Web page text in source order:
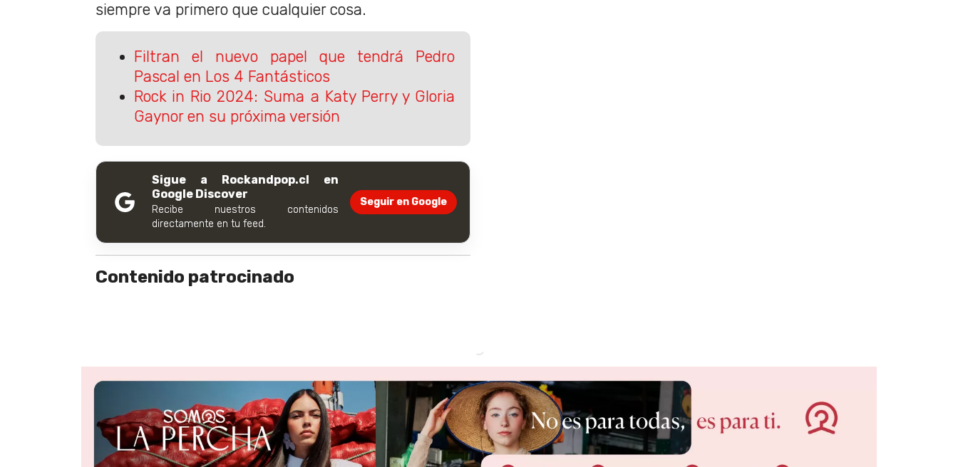
siempre va primero que cualquier cosa.
Filtran el nuevo papel que tendrá Pedro
Pascal en Los 4 Fantásticos
Rock in Rio 2024: Suma a Katy Perry y Gloria
Gaynor en su próxima versión
Sigue a Rockandpop.cl en
Google Discover
Recibe nuestros contenidos
directamente en tu feed.
Seguir en Google
Contenido patrocinado